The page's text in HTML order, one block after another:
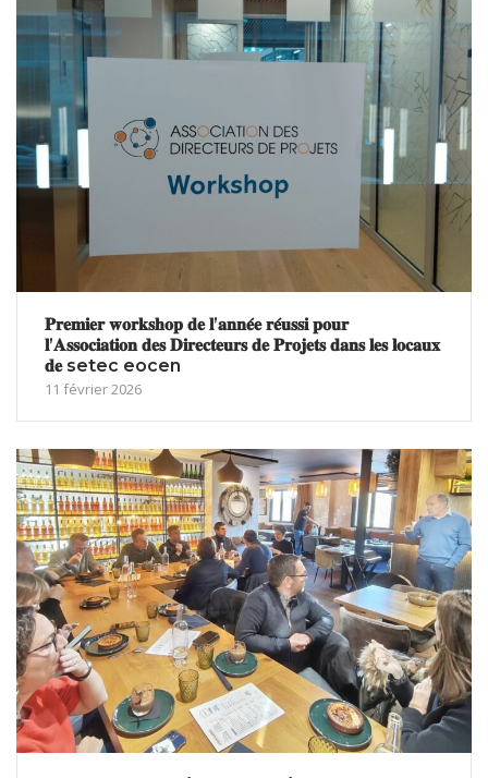
𝐏𝐫𝐞𝐦𝐢𝐞𝐫 𝐰𝐨𝐫𝐤𝐬𝐡𝐨𝐩 𝐝𝐞 𝐥’𝐚𝐧𝐧𝐞́𝐞 𝐫𝐞́𝐮𝐬𝐬𝐢 𝐩𝐨𝐮𝐫
𝐥’𝐀𝐬𝐬𝐨𝐜𝐢𝐚𝐭𝐢𝐨𝐧 𝐝𝐞𝐬 𝐃𝐢𝐫𝐞𝐜𝐭𝐞𝐮𝐫𝐬 𝐝𝐞 𝐏𝐫𝐨𝐣𝐞𝐭𝐬 𝐝𝐚𝐧𝐬 𝐥𝐞𝐬 𝐥𝐨𝐜𝐚𝐮𝐱
𝐝𝐞 setec eocen
11 février 2026